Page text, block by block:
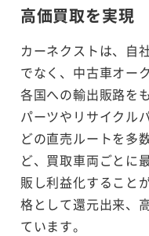
高価買取を実現
カーネクストは、自
でなく、中古車オー
各国への輸出販路を
パーツやリサイクル
どの直売ルートを多
ど、買取車両ごとに
販し利益化すること
格として還元出来、
ています。